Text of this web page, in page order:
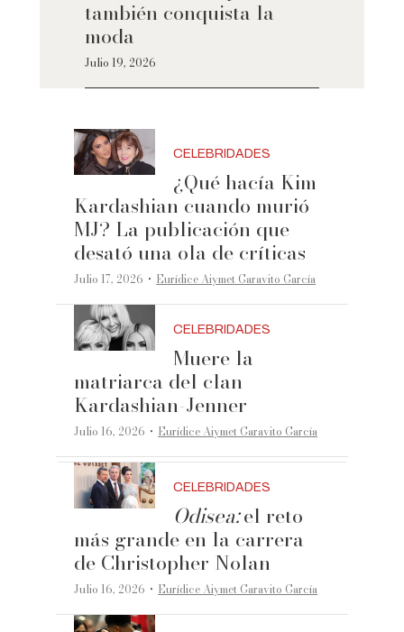
también conquista la
moda
Julio 19, 2026
CELEBRIDADES
¿Qué hacía Kim
Kardashian cuando murió
MJ? La publicación que
desató una ola de críticas
Julio 17, 2026 ·Eurídice Aiymet Garavito García
CELEBRIDADES
Muere la
matriarca del clan
Kardashian-Jenner
Julio 16, 2026 ·Eurídice Aiymet Garavito García
CELEBRIDADES
Odisea:el reto
más grande en la carrera
de Christopher Nolan
Julio 16, 2026 ·Eurídice Aiymet Garavito García